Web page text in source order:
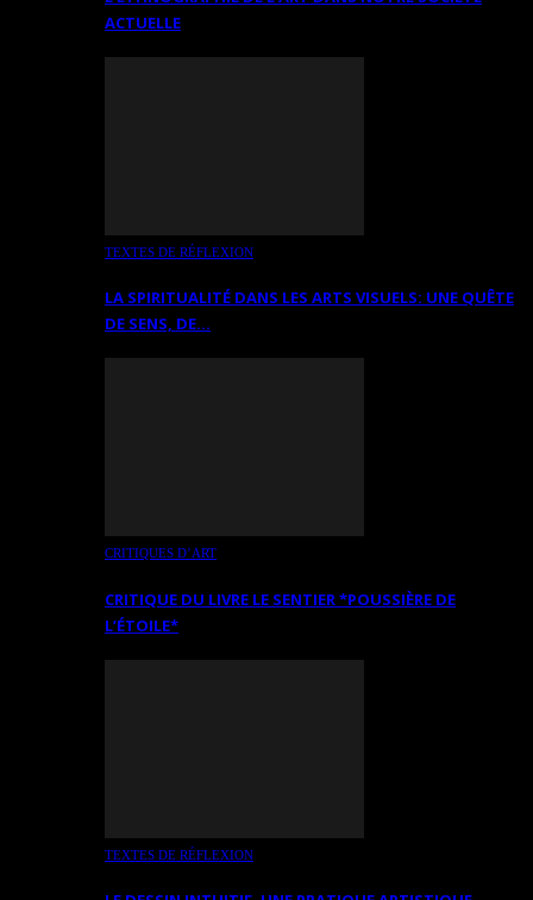
ACTUELLE
TEXTES DE RÉFLEXION
LA SPIRITUALITÉ DANS LES ARTS VISUELS: UNE QUÊTE
DE SENS, DE…
CRITIQUES D’ART
CRITIQUE DU LIVRE LE SENTIER *POUSSIÈRE DE
L’ÉTOILE*
TEXTES DE RÉFLEXION